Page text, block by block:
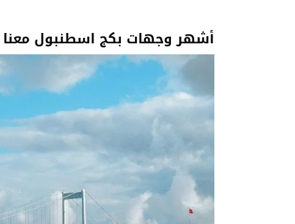
أشهر وجهات بكج اسطنبول معنا